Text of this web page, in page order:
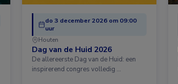
do 3 december 2026 om 09:00
uur
Houten
Dag van de Huid 2026
De allereerste Dag van de Huid: een
inspirerend congres volledig …